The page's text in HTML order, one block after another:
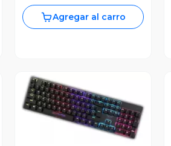
Agregar al carro
Vista Previa